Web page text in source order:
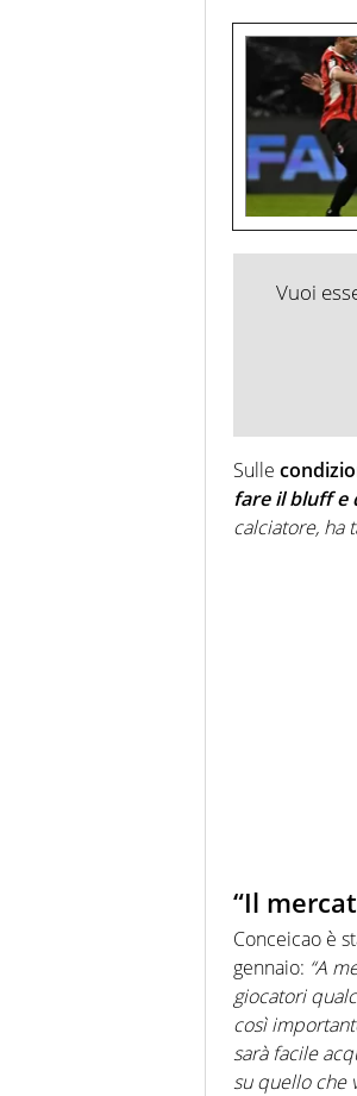
Vuoi
Sulle
fare il bluff e
calciatore, ha
“Il
Conceicao è
gennaio: “A
giocatori
così
sarà facile
su quello che